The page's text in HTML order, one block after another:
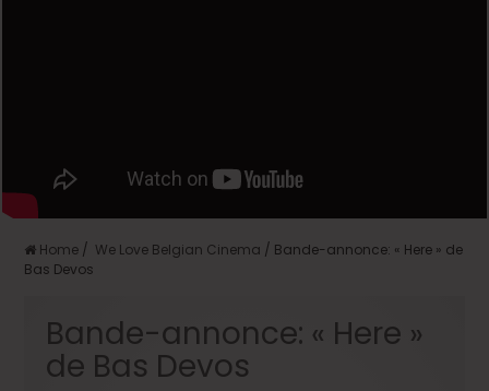
Home / We Love Belgian Cinema / Bande-annonce: « Here » de
Bas Devos
Bande-annonce: « Here »
de Bas Devos